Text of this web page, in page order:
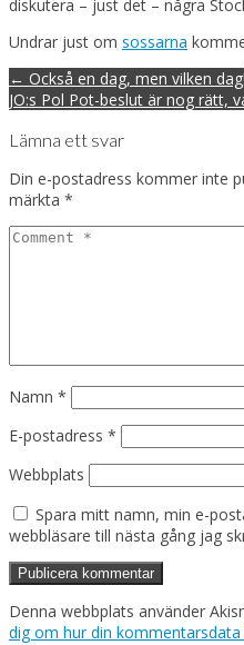
diskutera – just det – några
Undrar just om sossarna
Post
navigation
← Också en dag, men vilken dag!
JO:s Pol Pot-beslut är nog rätt,
Lämna ett svar
Din e-postadress kommer inte
märkta *
Namn *
E-postadress *
Webbplats
Spara mitt namn, min e-
webbläsare till nästa gång jag
Denna webbplats använder
dig om hur din kommentarsdata